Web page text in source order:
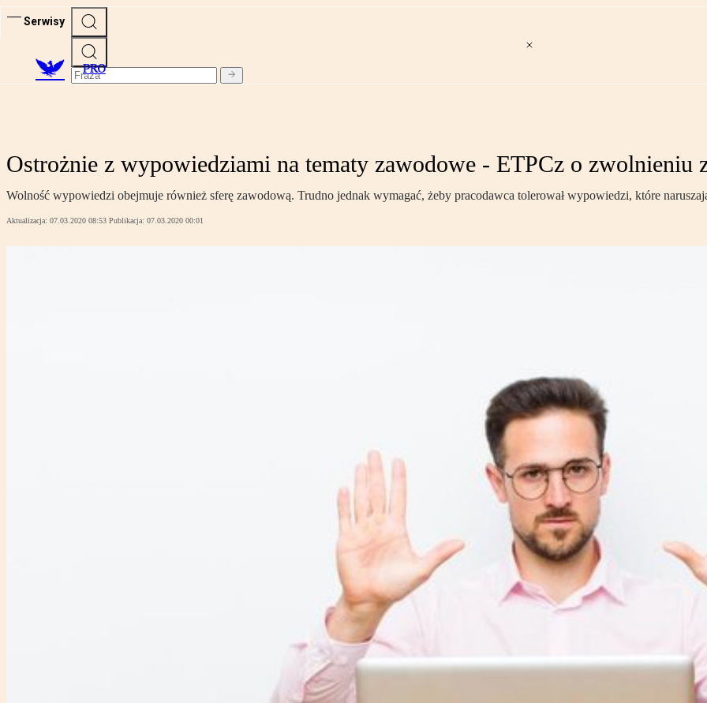
Serwisy
PRO
Ostrożnie z wypowiedziami na tematy zawodowe - ETPCz o zwolnieniu
Wolność wypowiedzi obejmuje również sferę zawodową. Trudno jednak wymagać, żeby pracodawca tolerował wypowiedzi, które
Aktualizacja: 07.03.2020 08:53 Publikacja: 07.03.2020 00:01